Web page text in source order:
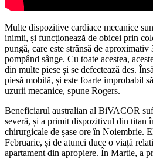
Multe dispozitive cardiace mecanice
inimii, și funcționează de obicei prin
pungă, care este strânsă de
pompând sânge. Cu toate acestea,
din multe piese și se defectează des.
piesă mobilă, și este foarte improbabil
uzurii mecanice, spune Rogers.
Beneficiarul australian al BiVACOR
severă, și a primit dispozitivul din titan
chirurgicale de șase ore în Noiembrie.
Februarie, și de atunci duce o viață
apartament din apropiere. În Martie, a